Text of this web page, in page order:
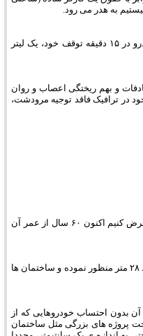
از سوی دیگر مصرف سوخت خودروها در این ۷۵۰۰ ساعت برابر خواهد بود با ۳۰۰۰۰ لیتر، (یعنی هر خودرو در ۱۵ دقیقه توقف خود، یک لیتر
و بهم ریختگی اعصاب و روان
های وقت و سوخت خود در ترافیک فاقد توجیه مرودشت،
قدیمی ترین مجموعه ی تجاری مرودشت، پاساژ شهرداری است که اگر تاریخ ساخت آن را در دهه ی ۳۰ فرض کنیم اکنون ۶۰ سال از عمر آن
۶۰ سال قبل با توجه به جمعیت ۴۰۰۰ نفری آن روز و تعداد حداکثر ۴ خودرو، عرض پیاده رو و خیابان را حدود ۲۸ متر منظور نموده و ساختمان ها
فراتر رفته و تعداد خودروهای آن بدون احتساب خودروهایی که از
می شود، اما ما برای ساخت پروژه های بزرگی مثل ساختمان